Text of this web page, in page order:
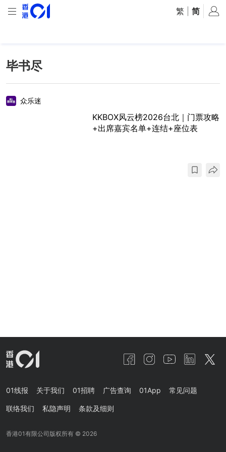
繁 简
毕书尽
众乐迷
KKBOX风云榜2026台北｜门票攻略
+出席嘉宾名单+连结+座位表
01线报 关于我们 01招聘 广告查询 01App 常见问题
联络我们 私隐声明 条款及细则
香港01有限公司版权所有 © 2026